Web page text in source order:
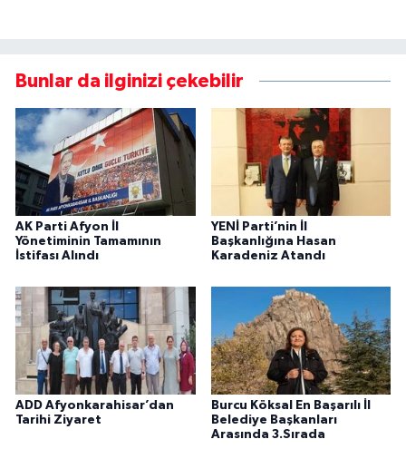
Bunlar da ilginizi çekebilir
AK Parti Afyon İl
Yönetiminin Tamamının
İstifası Alındı
YENİ Parti’nin İl
Başkanlığına Hasan
Karadeniz Atandı
ADD Afyonkarahisar’dan
Tarihi Ziyaret
Burcu Köksal En Başarılı İl
Belediye Başkanları
Arasında 3.Sırada